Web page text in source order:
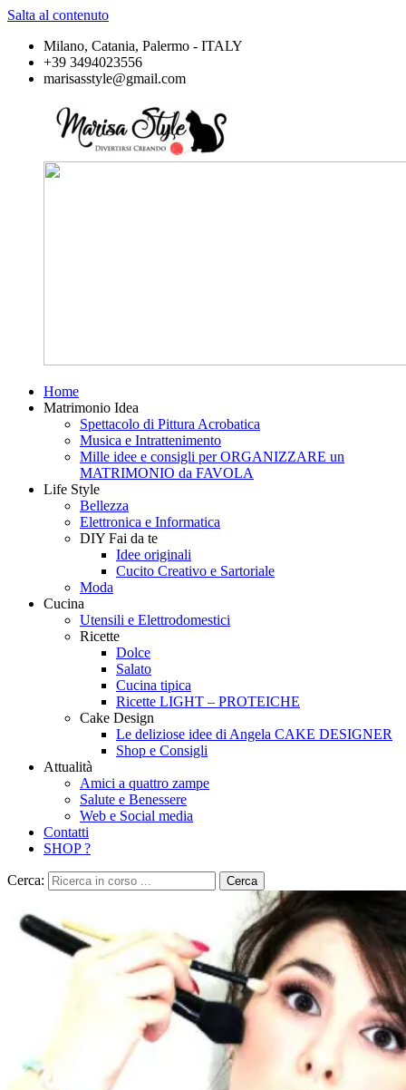
Salta al contenuto
Milano, Catania, Palermo - ITALY
+39 3494023556
marisasstyle@gmail.com
Marisa
Divertirsi
Home
Matrimonio Idea
Spettacolo di Pittura Acrobatica
Musica e Intrattenimento
Mille idee e consigli per ORGANIZZARE un
MATRIMONIO da FAVOLA
Life Style
Bellezza
Elettronica e Informatica
DIY Fai da te
Idee originali
Cucito Creativo e Sartoriale
Moda
Cucina
Utensili e Elettrodomestici
Ricette
Dolce
Salato
Cucina tipica
Ricette LIGHT – PROTEICHE
Cake Design
Le deliziose idee di Angela CAKE DESIGNER
Shop e Consigli
Attualità
Amici a quattro zampe
Salute e Benessere
Web e Social media
Contatti
SHOP ?
Cerca: Cerca